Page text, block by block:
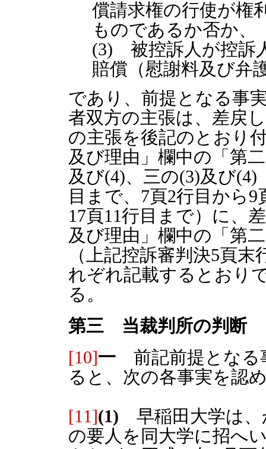
償請求権の行使が権
ものであるか否か、
(3) 被控訴人が控訴
賠償（慰謝料及び弁
であり、前提となる事
者双方の主張は、差戻
の主張を後記のとおり
及び理由」欄中の「第
及び(4)、三の(3)及び(4)
目まで、7頁2行目から
17頁11行目まで）に、
及び理由」欄中の「第
（上記控訴審判決5頁
れぞれ記載するとおり
る。
第三 当裁判所の判断
[10]一 前記前提となる
ると、次の各事実を認
[11](1) 早稲田大学は、
の要人を同大学に招へ